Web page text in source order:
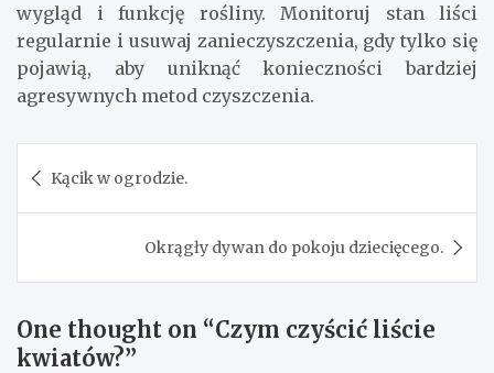
wygląd i funkcję rośliny. Monitoruj stan liści
regularnie i usuwaj zanieczyszczenia, gdy tylko się
pojawią, aby uniknąć konieczności bardziej
agresywnych metod czyszczenia.
wpisu
Kącik w ogrodzie.
Okrągły dywan do pokoju dziecięcego.
One thought on “Czym czyścić liście
kwiatów?”